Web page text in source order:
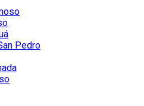
Pedro